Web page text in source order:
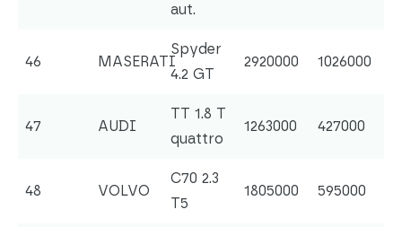
aut.
46 MASERATI
Spyder
4.2 GT
2920000 1026000
47 AUDI
TT 1.8 T
quattro
1263000 427000
48 VOLVO
C70 2.3
T5
1805000 595000